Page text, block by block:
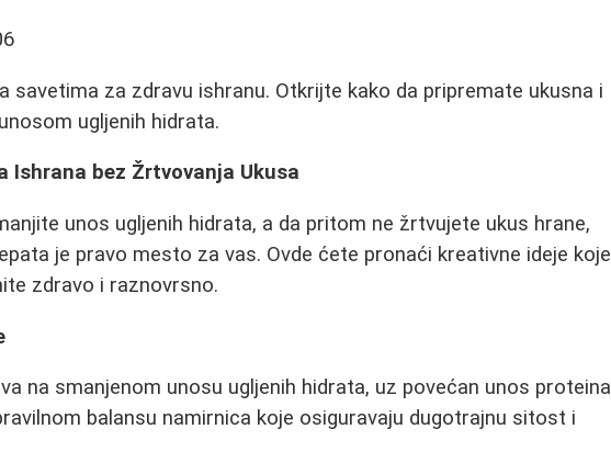
savetima za zdravu ishranu. Otkrijte kako da pripremate ukusna i
ugljenih hidrata.
Ishrana bez Žrtvovanja Ukusa
unos ugljenih hidrata, a da pritom ne žrtvujete ukus hrane,
je pravo mesto za vas. Ovde ćete pronaći kreativne ideje koje
zdravo i raznovrsno.
na smanjenom unosu ugljenih hidrata, uz povećan unos proteina
balansu namirnica koje osiguravaju dugotrajnu sitost i